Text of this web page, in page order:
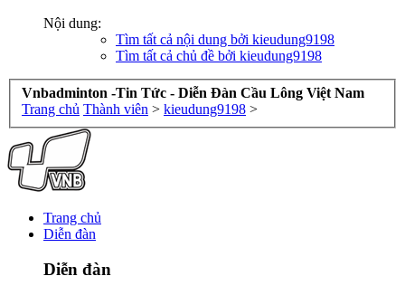
Nội dung:
Tìm tất cả nội dung bởi kieudung9198
Tìm tất cả chủ đề bởi kieudung9198
Vnbadminton -Tin Tức - Diễn Đàn Cầu Lông Việt Nam
Trang chủ Thành viên > kieudung9198 >
Trang chủ
Diễn đàn
Diễn đàn